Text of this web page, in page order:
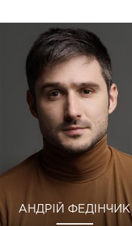
АНДРІЙ ФЕДІНЧИК